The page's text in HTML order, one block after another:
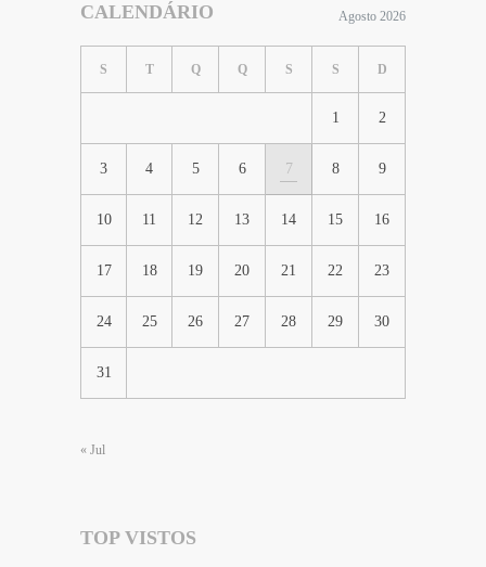
CALENDÁRIO Agosto 2026
S T Q Q S S D
1 2
3 4 5 6 7 8 9
10 11 12 13 14 15 16
17 18 19 20 21 22 23
24 25 26 27 28 29 30
31
« Jul
TOP VISTOS